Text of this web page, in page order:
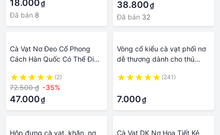
18.000₫
Đã bán 8
38.800₫
Đã bán 32
Cà Vạt Nơ Đeo Cổ Phong
Cách Hàn Quốc Có Thể Điều
(2)
72.500 ₫ -35%
47.000₫
Vòng cổ kiểu cà vạt phối nơ
dễ thương dành cho thú
(241)
7.000₫
Hộp đựng cà vạt, khăn, nơ
Cà Vạt DK Nơ Họa Tiết Kẻ